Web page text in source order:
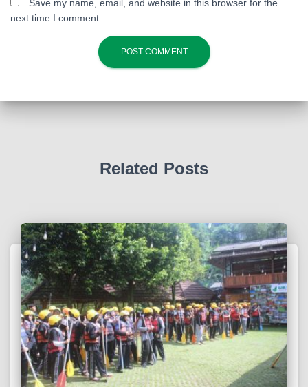
Save my name, email, and website in this browser for the
next time I comment.
Related Posts